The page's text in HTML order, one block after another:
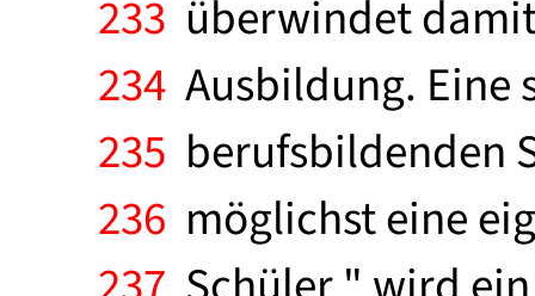
233 überwindet
234 Ausbildung. Eine
235 berufsbildenden
236 möglichst eine